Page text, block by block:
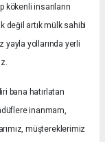
kökenli insanların
değil artık mülk sahibi
yayla yollarında yerli
bana hatırlatan
inanmam,
müştereklerimiz